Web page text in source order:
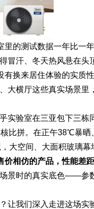
里的测试数据一年比一
冒汗、冬天热风悬在头
有换来居住体验的实质
大横厅这些真实场景里
实验室在三亚包下三栋
比拼。在正午38℃暴晒
大空间、大面积玻璃幕
价相仿的产品，性能差
场景时的真实底色——参
让我们深入走进这场实